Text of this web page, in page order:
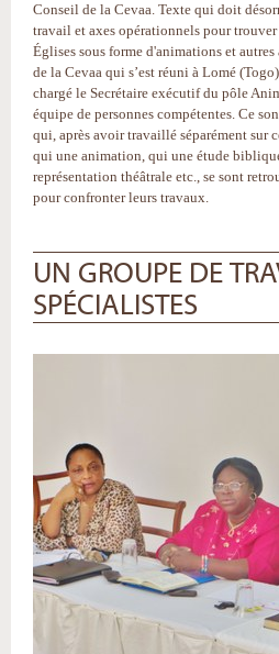
Conseil de la Cevaa. Texte qui doit
travail et axes opérationnels pour
Églises sous forme d'animations et
de la Cevaa qui s’est réuni à Lomé
chargé le Secrétaire exécutif du pôle
équipe de personnes compétentes. Ce
qui, après avoir travaillé séparément sur
qui une animation, qui une étude
représentation théâtrale etc., se sont
pour confronter leurs travaux.
UN GROUPE DE
SPÉCIALISTES